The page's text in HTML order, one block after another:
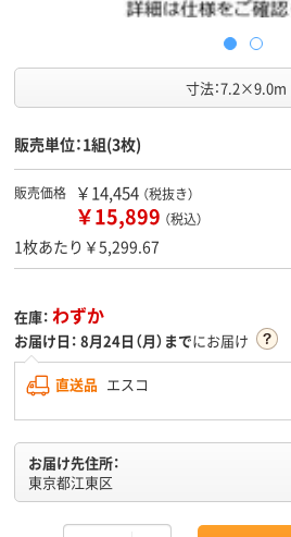
寸法：7.2×9.0m
販売単位：1組(3枚)
販売価格 ￥14,454 （税抜き）
￥15,899 （税込）
1枚あたり￥5,299.67
在庫： わずか
お届け日： 8月24日（月）までにお届け
直送品 エスコ
お届け先住所：
東京都江東区